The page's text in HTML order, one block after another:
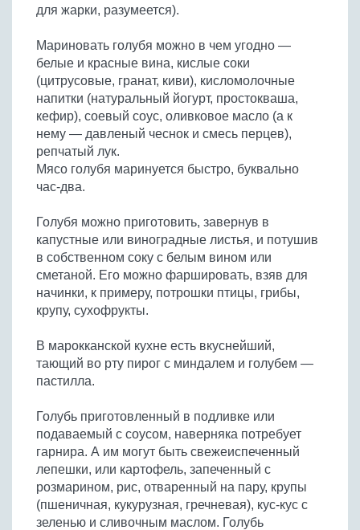
для жарки, разумеется).
Мариновать голубя можно в чем угодно —
белые и красные вина, кислые соки
(цитрусовые, гранат, киви), кисломолочные
напитки (натуральный йогурт, простокваша,
кефир), соевый соус, оливковое масло (а к
нему — давленый чеснок и смесь перцев),
репчатый лук.
Мясо голубя маринуется быстро, буквально
час-два.
Голубя можно приготовить, завернув в
капустные или виноградные листья, и потушив
в собственном соку с белым вином или
сметаной. Его можно фаршировать, взяв для
начинки, к примеру, потрошки птицы, грибы,
крупу, сухофрукты.
В марокканской кухне есть вкуснейший,
тающий во рту пирог с миндалем и голубем —
пастилла.
Голубь приготовленный в подливке или
подаваемый с соусом, наверняка потребует
гарнира. А им могут быть свежеиспеченный
лепешки, или картофель, запеченный с
розмарином, рис, отваренный на пару, крупы
(пшеничная, кукурузная, гречневая), кус-кус с
зеленью и сливочным маслом. Голубь